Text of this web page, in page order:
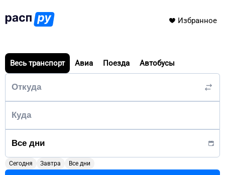
Избранное
Весь транспорт Авиа Поезда Автобусы
Сегодня Завтра Все дни